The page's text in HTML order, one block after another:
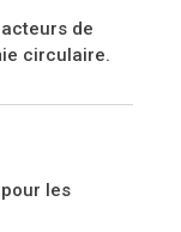
de
circulaire.
les